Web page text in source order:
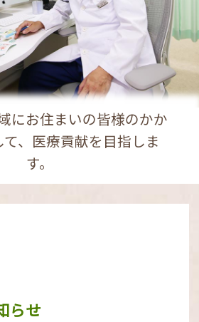
にお住まいの皆様のかか
て、医療貢献を目指しま
す。
らせ